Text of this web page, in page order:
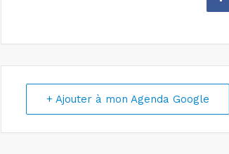
+ Ajouter à mon Agenda Google